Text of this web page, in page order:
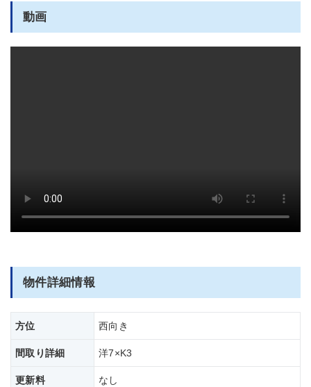
動画
部屋全体
物件詳細情報
方位 西向き
間取り詳細 洋7×K3
更新料 なし